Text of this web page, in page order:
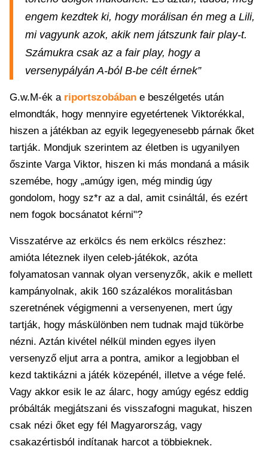
engem kezdtek ki, hogy morálisan én meg a Lili,
mi vagyunk azok, akik nem játszunk fair play-t.
Számukra csak az a fair play, hogy a
versenypályán A-ból B-be célt érnek”
G.w.M-ék a riportszobában e beszélgetés után
elmondták, hogy mennyire egyetértenek Viktorékkal,
hiszen a játékban az egyik legegyenesebb párnak őket
tartják. Mondjuk szerintem az életben is ugyanilyen
őszinte Varga Viktor, hiszen ki más mondaná a másik
szemébe, hogy „amúgy igen, még mindig úgy
gondolom, hogy sz*r az a dal, amit csináltál, és ezért
nem fogok bocsánatot kérni"?
Visszatérve az erkölcs és nem erkölcs részhez:
amióta léteznek ilyen celeb-játékok, azóta
folyamatosan vannak olyan versenyzők, akik e mellett
kampányolnak, akik 160 százalékos moralitásban
szeretnének végigmenni a versenyenen, mert úgy
tartják, hogy máskülönben nem tudnak majd tükörbe
nézni. Aztán kivétel nélkül minden egyes ilyen
versenyző eljut arra a pontra, amikor a legjobban el
kezd taktikázni a játék közepénél, illetve a vége felé.
Vagy akkor esik le az álarc, hogy amúgy egész eddig
próbálták megjátszani és visszafogni magukat, hiszen
csak nézi őket egy fél Magyarország, vagy
csakazértisból indítanak harcot a többieknek.